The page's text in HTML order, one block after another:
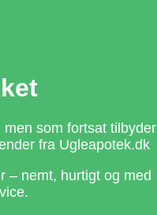
men som fortsat tilbyder
fra Ugleapotek.dk
– nemt, hurtigt og med